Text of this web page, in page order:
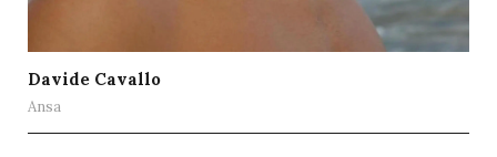
Davide Cavallo
Ansa